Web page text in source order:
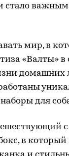
важным
мир, в
«Валты»
домашних
для
в